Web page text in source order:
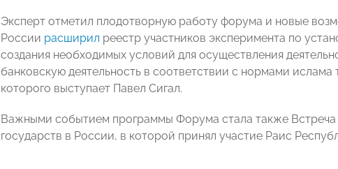
Эксперт отметил плодотворную работу форума и новые
России расширил реестр участников эксперимента по
создания необходимых условий для осуществления
банковскую деятельность в соответствии с нормами
которого выступает Павел Сигал.
Важными событием программы Форума стала также
государств в России, в которой принял участие Раис